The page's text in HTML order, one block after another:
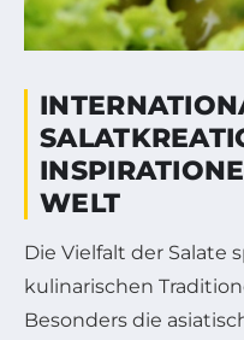
WELT
Die Vielfalt der Salate
kulinarischen
Besonders die